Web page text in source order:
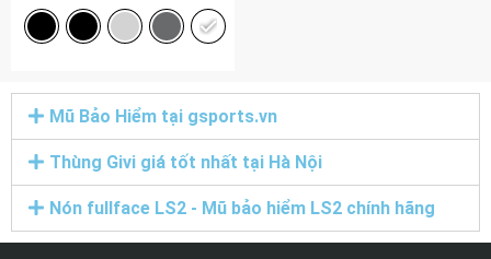
Mũ Bảo Hiểm tại gsports.vn
Thùng Givi giá tốt nhất tại Hà Nội
Nón fullface LS2 - Mũ bảo hiểm LS2 chính hãng